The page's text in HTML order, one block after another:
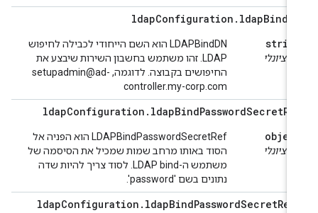
ldapConfiguration.ldapBind
‫LDAPBindDN הוא השם הייחודי לכבילה לחיפוש
LDAP. זהו משתמש בחשבון השירות שיבצע את
החיפושים בקבוצה. לדוגמה, setupadmin@ad-
controller.my-corp.com
ldapConfiguration.ldapBindPasswordSecret
‫LDAPBindPasswordSecretRef הוא הפניה אל
הסוד באותו מרחב שמות שמכיל את הסיסמה של
משתמש ה-LDAP bind. לסוד צריך להיות שדה
נתונים בשם 'password'.
ldapConfiguration.ldapBindPasswordSecret